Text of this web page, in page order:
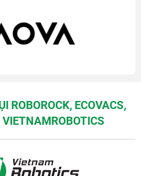
ROBOROCK, ECOVACS,
VIETNAMROBOTICS